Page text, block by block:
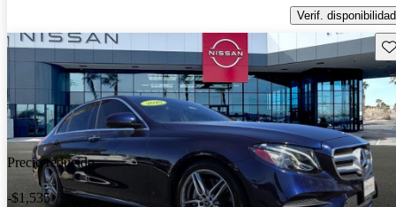
Verif. disponibilidad
Precio reducido
-$1,535